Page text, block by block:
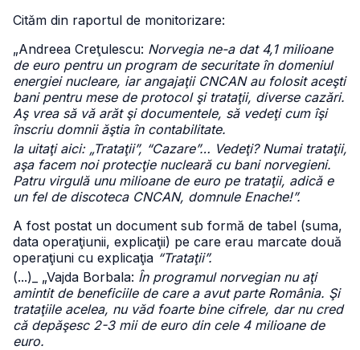
Cităm din raportul de monitorizare:
„Andreea Creţulescu: Norvegia ne-a dat 4,1 milioane
de euro pentru un program de securitate în domeniul
energiei nucleare, iar angajaţii CNCAN au folosit aceşti
bani pentru mese de protocol şi trataţii, diverse cazări.
Aş vrea să vă arăt şi documentele, să vedeţi cum îşi
înscriu domnii ăştia în contabilitate.
Ia uitaţi aici: „Trataţii”, “Cazare”… Vedeţi? Numai trataţii,
aşa facem noi protecţie nucleară cu bani norvegieni.
Patru virgulă unu milioane de euro pe trataţii, adică e
un fel de discoteca CNCAN, domnule Enache!”.
A fost postat un document sub formă de tabel (suma,
data operaţiunii, explicaţii) pe care erau marcate două
operaţiuni cu explicaţia “Trataţii”.
(...) _ „Vajda Borbala: În programul norvegian nu aţi
amintit de beneficiile de care a avut parte România. Şi
trataţiile acelea, nu văd foarte bine cifrele, dar nu cred
că depăşesc 2-3 mii de euro din cele 4 milioane de
euro.